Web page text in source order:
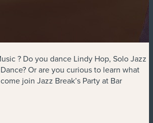
? Do you dance Lindy Hop, Solo Jazz
Or are you curious to learn what
join Jazz Break’s Party at Bar